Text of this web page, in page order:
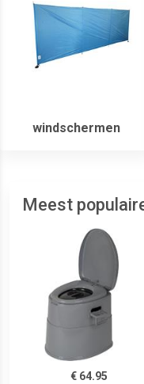
windschermen
Meest
€ 64.95